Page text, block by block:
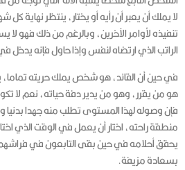
لا يملك أن يعبر أن رأيه أو يختار، ينتظر نهاية
تنفيذه لأوامر الآخرين، وبالرغم من ذلك فهو
الراتب الذي ارتضاه لنفس وإذا حاول فإنه
في حين أن القائد، هو شخص يملك حريته
هو من يقرر، وهو من يدير دفة حياته، نعم لا
فإن وصوله لهذا المستوى تطلب منه جهدا
منطقة راحته، اختار أن يعمل في الوقت الذي اختار
يحقق أحلامه في حين بقى التابعون في
بسعادة مزيفة.